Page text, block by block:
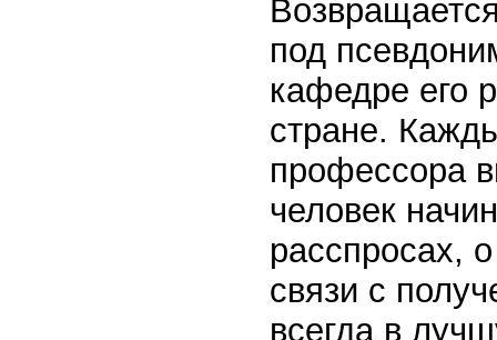
под
кафедре его
стране.
профессора
человек
расспросах,
связи с
всегда в